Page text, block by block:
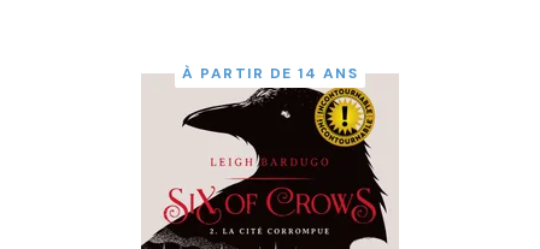
À PARTIR DE 14 ANS